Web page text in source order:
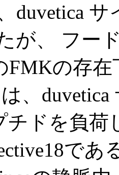
duvetica
が、 フー
FMKの存
、
チドを負荷
であ